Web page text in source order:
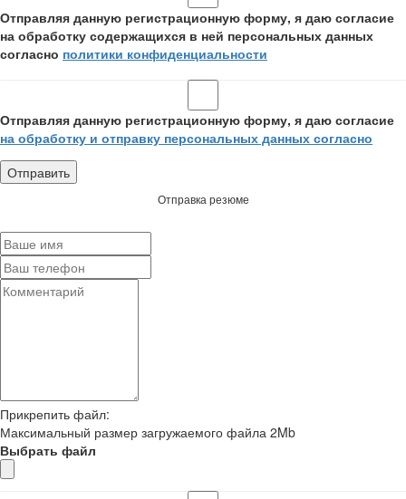
Отправляя данную регистрационную форму, я даю согласие
на обработку содержащихся в ней персональных данных
согласно политики конфиденциальности
Отправляя данную регистрационную форму, я даю согласие
на обработку и отправку персональных данных согласно
Отправка резюме
Прикрепить файл:
Максимальный размер загружаемого файла 2Mb
Выбрать файл